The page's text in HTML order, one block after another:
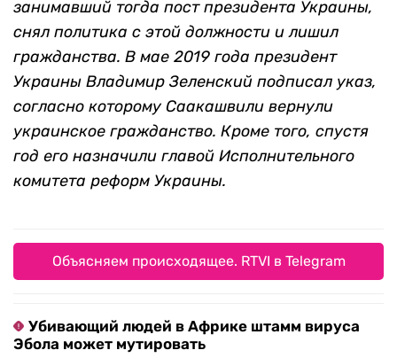
занимавший тогда пост президента Украины,
снял политика с этой должности и лишил
гражданства. В мае 2019 года президент
Украины Владимир Зеленский подписал указ,
согласно которому Саакашвили вернули
украинское гражданство. Кроме того, спустя
год его назначили главой Исполнительного
комитета реформ Украины.
Объясняем происходящее. RTVI в Telegram
Убивающий людей в Африке штамм вируса
Эбола может мутировать